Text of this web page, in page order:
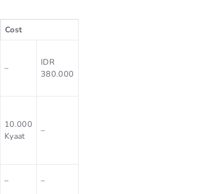
Cost
–
IDR
380.000
10.000
Kyaat
–
– –